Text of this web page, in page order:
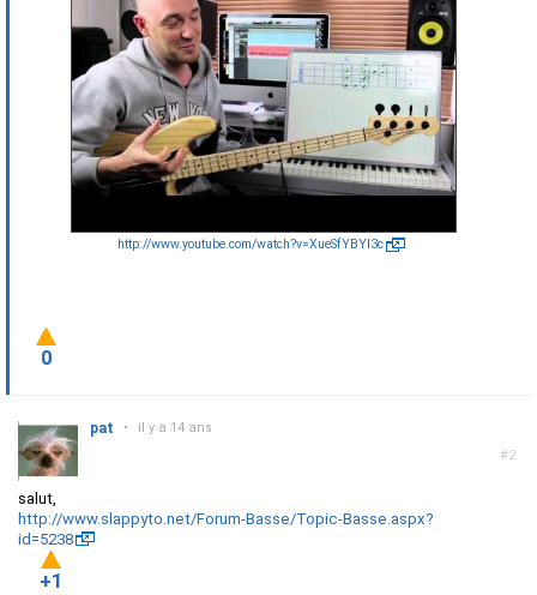
http://www.youtube.com/watch?v=XueSfYBYI3c
0
#2
pat • il y a 14 ans
salut,
http://www.slappyto.net/Forum-Basse/Topic-Basse.aspx?
id=5238
+1